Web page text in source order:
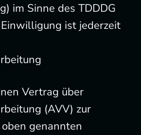
im Sinne des TDDDG
ist jederzeit
Vertrag über
(AVV) zur
genannten